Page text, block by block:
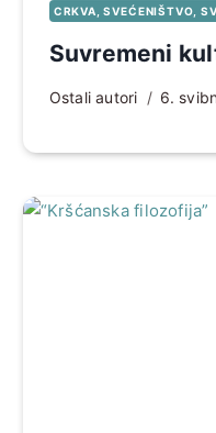
CRKVA, SVEĆENIŠTVO,
Suvremeni
Ostali autori 6.